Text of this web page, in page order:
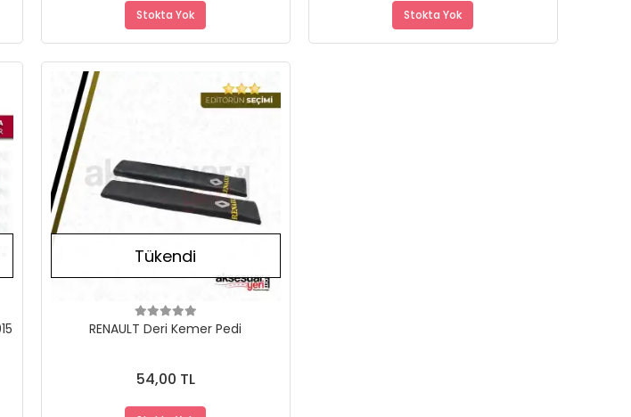
Stokta Yok Stokta Yok
Stokta Yok
Tükendi
RENAULT Deri Kemer Pedi
54,00 TL